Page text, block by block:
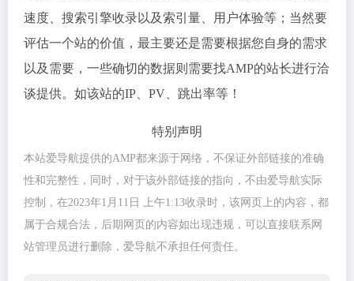
速度、搜索引擎收录以及索引量、用户体验等；当然要
评估一个站的价值，最主要还是需要根据您自身的需求
以及需要，一些确切的数据则需要找AMP的站长进行洽
谈提供。如该站的IP、PV、跳出率等！
特别声明
本站爱导航提供的AMP都来源于网络，不保证外部链接的准确
性和完整性，同时，对于该外部链接的指向，不由爱导航实际
控制，在2023年1月11日 上午1:13收录时，该网页上的内容，都
属于合规合法，后期网页的内容如出现违规，可以直接联系网
站管理员进行删除，爱导航不承担任何责任。